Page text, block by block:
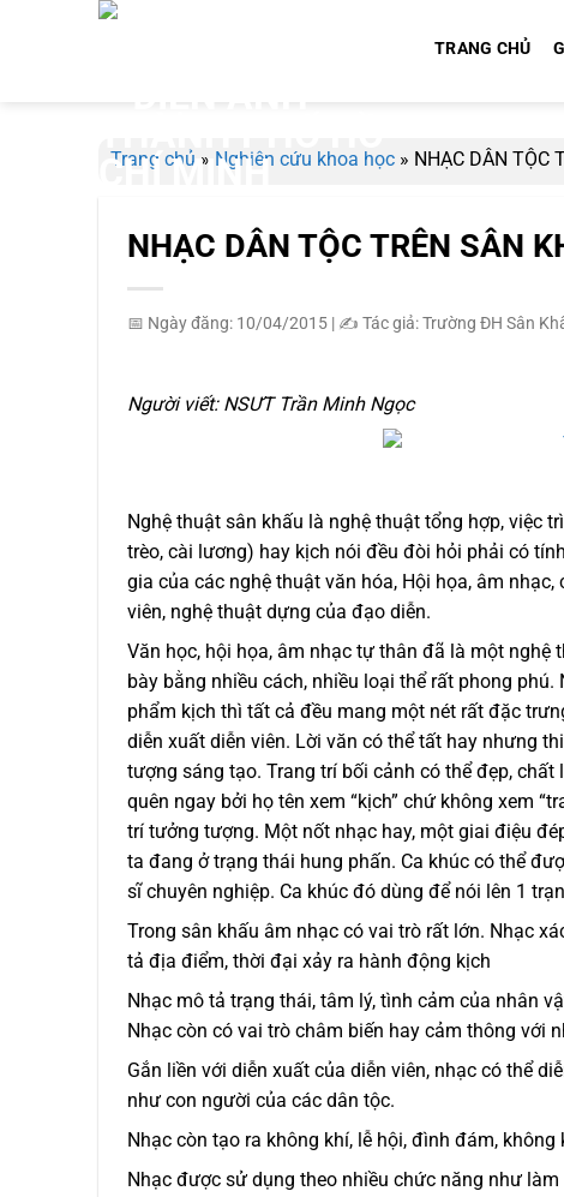
TRANG CHỦ
Trang chủ » Nghiên cứu khoa học » NHẠC DÂN TỘC
NHẠC DÂN TỘC TRÊN SÂN
📅 Ngày đăng: 10/04/2015 | ✍️ Tác giả: Trường ĐH Sân
Người viết: NSƯT Trần Minh Ngọc
Nghệ thuật sân khấu là nghệ thuật tổng hợp, việc
trèo, cài lương) hay kịch nói đều đòi hỏi phải có
gia của các nghệ thuật văn hóa, Hội họa, âm
viên, nghệ thuật dựng của đạo diễn.
Văn học, hội họa, âm nhạc tự thân đã là một
bày bằng nhiều cách, nhiều loại thể rất phong
phẩm kịch thì tất cả đều mang một nét rất đặc
diễn xuất diễn viên. Lời văn có thể tất hay nhưng
tượng sáng tạo. Trang trí bối cảnh có thể đẹp,
quên ngay bởi họ tên xem “kịch” chứ không xem
trí tưởng tượng. Một nốt nhạc hay, một giai điệu
ta đang ở trạng thái hung phấn. Ca khúc có thể
sĩ chuyên nghiệp. Ca khúc đó dùng để nói lên 1
Trong sân khấu âm nhạc có vai trò rất lớn. Nhạc
tả địa điểm, thời đại xảy ra hành động kịch
Nhạc mô tả trạng thái, tâm lý, tình cảm của nhân
Nhạc còn có vai trò châm biến hay cảm thông với
Gắn liền với diễn xuất của diễn viên, nhạc có thể
như con người của các dân tộc.
Nhạc còn tạo ra không khí, lễ hội, đình đám,
Nhạc được sử dụng theo nhiều chức năng như